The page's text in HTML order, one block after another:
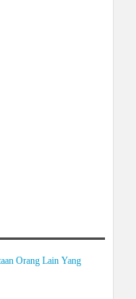
Orang Lain Yang